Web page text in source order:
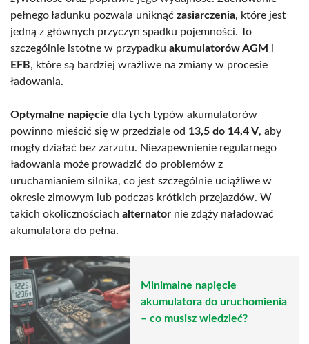
pełnego ładunku pozwala uniknąć zasiarczenia, które jest
jedną z głównych przyczyn spadku pojemności. To
szczególnie istotne w przypadku akumulatorów AGM i
EFB, które są bardziej wrażliwe na zmiany w procesie
ładowania.
Optymalne napięcie dla tych typów akumulatorów
powinno mieścić się w przedziale od 13,5 do 14,4 V, aby
mogły działać bez zarzutu. Niezapewnienie regularnego
ładowania może prowadzić do problemów z
uruchamianiem silnika, co jest szczególnie uciążliwe w
okresie zimowym lub podczas krótkich przejazdów. W
takich okolicznościach alternator nie zdąży naładować
akumulatora do pełna.
Minimalne napięcie
akumulatora do uruchomienia
– co musisz wiedzieć?